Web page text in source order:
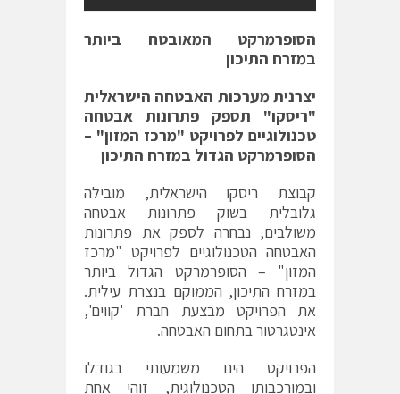
הסופרמרקט המאובטח ביותר
במזרח התיכון
יצרנית מערכות האבטחה הישראלית
"ריסקו" תספק פתרונות אבטחה
טכנולוגיים לפרויקט "מרכז המזון" –
הסופרמרקט הגדול במזרח התיכון
קבוצת ריסקו הישראלית, מובילה
גלובלית בשוק פתרונות אבטחה
משולבים, נבחרה לספק את פתרונות
האבטחה הטכנולוגיים לפרויקט "מרכז
המזון" – הסופרמרקט הגדול ביותר
במזרח התיכון, הממוקם בנצרת עילית.
את הפרויקט מבצעת חברת 'קווים',
אינטגרטור בתחום האבטחה.
הפרויקט הינו משמעותי בגודלו
ובמורכבותו הטכנולוגית, זוהי אחת